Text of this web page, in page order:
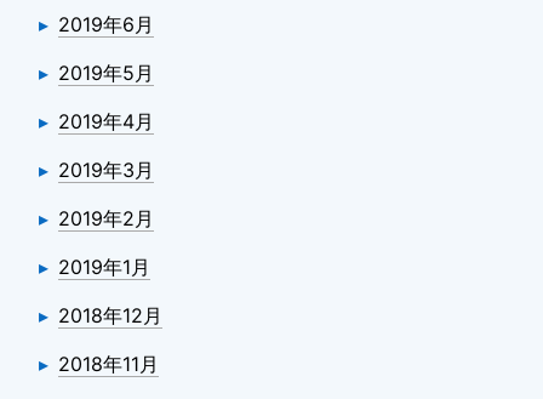
2019年6月
2019年5月
2019年4月
2019年3月
2019年2月
2019年1月
2018年12月
2018年11月